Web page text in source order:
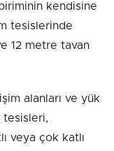
kendisine
tesislerinde
12 metre tavan
alanları ve yük
tesisleri,
veya çok katlı